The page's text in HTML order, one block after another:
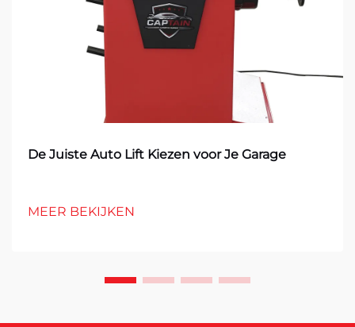
De Juiste Auto Lift Kiezen voor Je Garage
MEER BEKIJKEN